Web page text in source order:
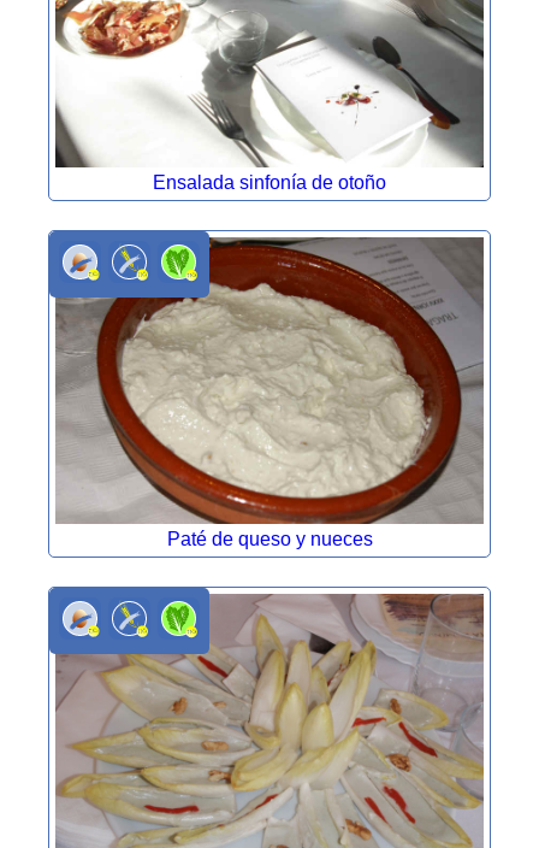
Ensalada sinfonía de otoño
Paté de queso y nueces